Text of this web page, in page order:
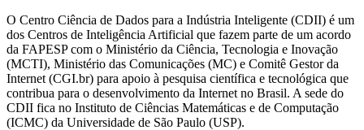
O Centro Ciência de Dados para a Indústria Inteligente (CDII) é um
dos Centros de Inteligência Artificial que fazem parte de um acordo
da FAPESP com o Ministério da Ciência, Tecnologia e Inovação
(MCTI), Ministério das Comunicações (MC) e Comitê Gestor da
Internet (CGI.br) para apoio à pesquisa científica e tecnológica que
contribua para o desenvolvimento da Internet no Brasil. A sede do
CDII fica no Instituto de Ciências Matemáticas e de Computação
(ICMC) da Universidade de São Paulo (USP).